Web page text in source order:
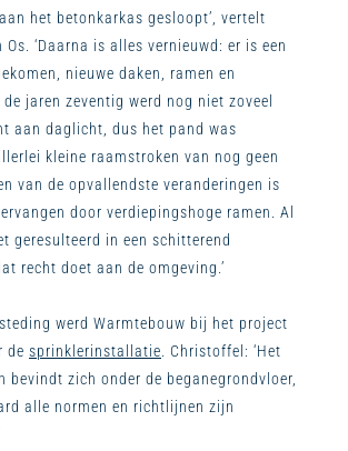
het betonkarkas gesloopt’, vertelt
‘Daarna is alles vernieuwd: er is een
nieuwe daken, ramen en
jaren zeventig werd nog niet zoveel
aan daglicht, dus het pand was
kleine raamstroken van nog geen
van de opvallendste veranderingen is
door verdiepingshoge ramen. Al
geresulteerd in een schitterend
recht doet aan de omgeving.’
werd Warmtebouw bij het project
de sprinklerinstallatie . Christoffel: ‘Het
bevindt zich onder de beganegrondvloer,
alle normen en richtlijnen zijn